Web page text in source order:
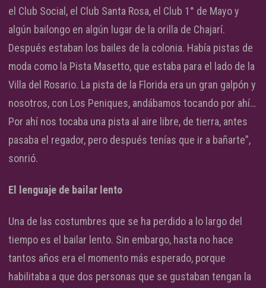
el Club Social, el Club Santa Rosa, el Club 1° de Mayo y
algún bailongo en algún lugar de la orilla de Chajarí.
Después estaban los bailes de la colonia. Había pistas de
moda como la Pista Masetto, que estaba para el lado de la
Villa del Rosario. La pista de la Florida era un gran galpón y
nosotros, con Los Peniques, andábamos tocando por ahí…
Por ahí nos tocaba una pista al aire libre, de tierra, antes
pasaba el regador, pero después tenías que ir a bañarte”,
sonrió.
El lenguaje de bailar lento
Una de las costumbres que se ha perdido a lo largo del
tiempo es el bailar lento. Sin embargo, hasta no hace
tantos años era el momento más esperado, porque
habilitaba a que dos personas que se gustaban tengan la